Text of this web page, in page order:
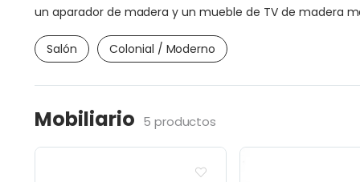
un aparador de madera y un mueble de TV de madera
Salón Colonial / Moderno
Mobiliario 5 productos